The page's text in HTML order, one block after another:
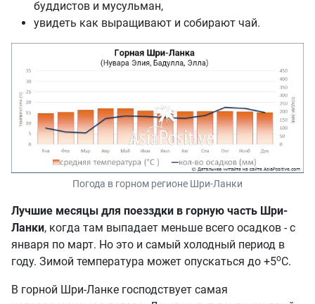
буддистов и мусульман,
увидеть как выращивают и собирают чай.
Погода в горном регионе Шри-Ланки
Лучшие месяцы для поезздки в горную часть Шри-
Ланки, когда там выпадает меньше всего осадков - с
января по март. Но это и самый холодный период в
году. Зимой температура может опускаться до +5оС.
В горной Шри-Ланке господствует самая